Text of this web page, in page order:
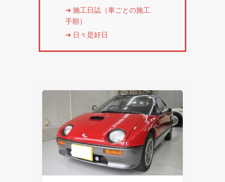
施工日誌（車ごとの施工
手順）
日々是好日